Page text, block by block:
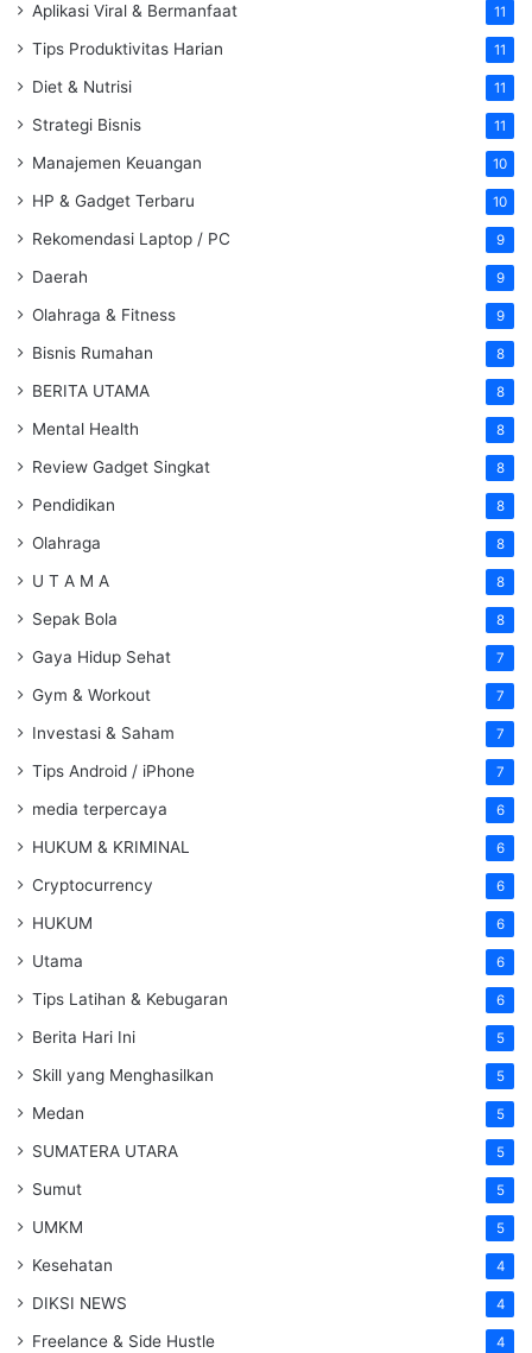
Aplikasi Viral & Bermanfaat 11
Tips Produktivitas Harian 11
Diet & Nutrisi 11
Strategi Bisnis 11
Manajemen Keuangan 10
HP & Gadget Terbaru 10
Rekomendasi Laptop / PC 9
Daerah 9
Olahraga & Fitness 9
Bisnis Rumahan 8
BERITA UTAMA 8
Mental Health 8
Review Gadget Singkat 8
Pendidikan 8
Olahraga 8
U T A M A 8
Sepak Bola 8
Gaya Hidup Sehat 7
Gym & Workout 7
Investasi & Saham 7
Tips Android / iPhone 7
media terpercaya 6
HUKUM & KRIMINAL 6
Cryptocurrency 6
HUKUM 6
Utama 6
Tips Latihan & Kebugaran 6
Berita Hari Ini 5
Skill yang Menghasilkan 5
Medan 5
SUMATERA UTARA 5
Sumut 5
UMKM 5
Kesehatan 4
DIKSI NEWS 4
Freelance & Side Hustle 4